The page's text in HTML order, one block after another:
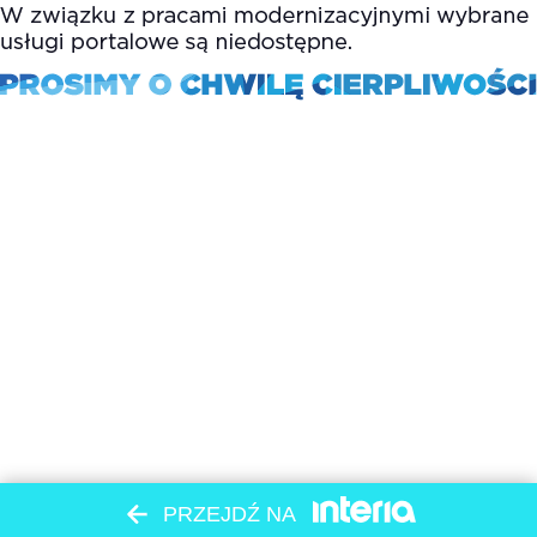
PRZEJDŹ NA